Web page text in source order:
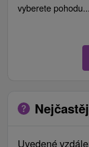
vyberete pohodu...
Uvedené